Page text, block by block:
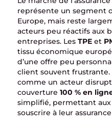
représente un segment
Europe, mais reste
acteurs peu réactifs aux
entreprises. Les TPE et
tissu économique
d’une offre peu
client souvent
comme un acteur
couverture 100 % en
simplifié, permettant
souscrire à leur